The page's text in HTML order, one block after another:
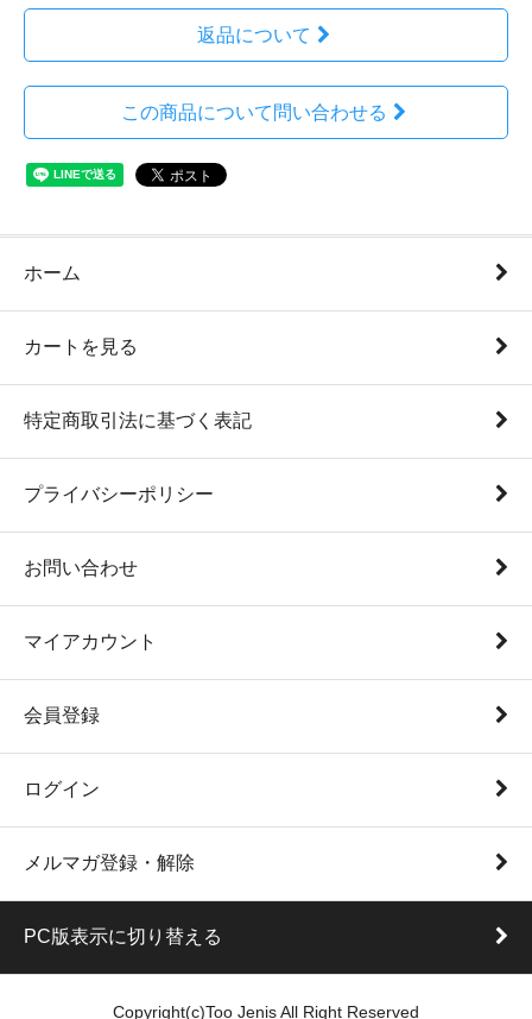
返品について
この商品について問い合わせる
ホーム
カートを見る
特定商取引法に基づく表記
プライバシーポリシー
お問い合わせ
マイアカウント
会員登録
ログイン
メルマガ登録・解除
PC版表示に切り替える
Copyright(c)Too Jenis All Right Reserved